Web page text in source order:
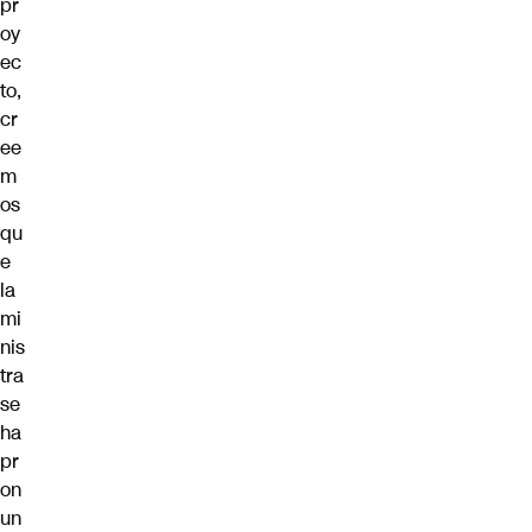
oy
ec
to,
cr
ee
m
os
qu
e
la
mi
nis
tra
se
ha
pr
on
un